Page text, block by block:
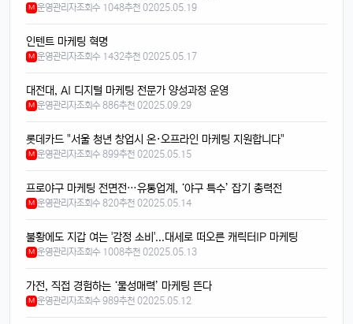
M 운영관리자조회수 1048추천 02025.05.19
인텐트 마케팅 혁명
M 운영관리자조회수 1432추천 02025.05.17
대전대, AI 디지털 마케팅 전문가 양성과정 운영
M 운영관리자조회수 886추천 02025.09.29
롯데카드 "서울 청년 창업시 온·오프라인 마케팅 지원합니다"
M 운영관리자조회수 899추천 02025.05.15
프로야구 마케팅 전면전…유통업계, ‘야구 특수’ 잡기 총력전
M 운영관리자조회수 820추천 02025.05.14
불황에도 지갑 여는 '감정 소비'...대세로 떠오른 캐릭터IP 마케팅
M 운영관리자조회수 1008추천 02025.05.13
가전, 직접 경험하는 ‘물성매력’ 마케팅 뜬다
M 운영관리자조회수 989추천 02025.05.12
1 빠르밍13:32:50
근데 가격이 좀 부담되긴 함요ㅋ
1 달달구리13:32:50
1 빠르밍 13:32:50
스토리지도 더 늘어났던데, 용량 걱정 덜겠음ㅋㅋ
달달구리13:32:50
맞음요, 1TB 모델도 나왔잖아요ㅎ
1 휴민13:32:51
속도도 진짜 빨라진 것 같음요ㅎㅎㅎ
이번엔 충전기도 안 준다면서요ㅋ
1 달달구리13:32:51
넹, 환경 생각해서 그렇다던데욬ㅋㅋㅋ
1 휴민13:32:51
에어팟이랑 연결도 잘 되는지 궁금함ㅎ